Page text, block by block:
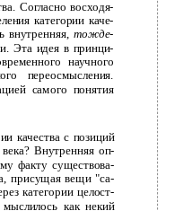
Согласно восходя­
категории каче­
внутренняя, тожде­
Эта идея в принци­
научного
переосмысления.
самого понятия
качества с позиций
века? Внутренняя оп­
факту существова­
присущая вещи "са­
категории целост­
как некий